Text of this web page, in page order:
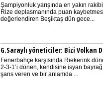
Şampiyonluk yarışında en yakın
Rize deplasmanında puan
değerlendiren Beşiktaş dün gece...
G.Saraylı yöneticiler: Bizi Volkan
Fenerbahçe karşısında Riekerink
2-3-1’i dönen, kendisine isyan
şans veren ve bir anlamda ...